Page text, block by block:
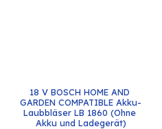
18 V BOSCH HOME AND
GARDEN COMPATIBLE Akku-
Laubbläser LB 1860 (Ohne
Akku und Ladegerät)